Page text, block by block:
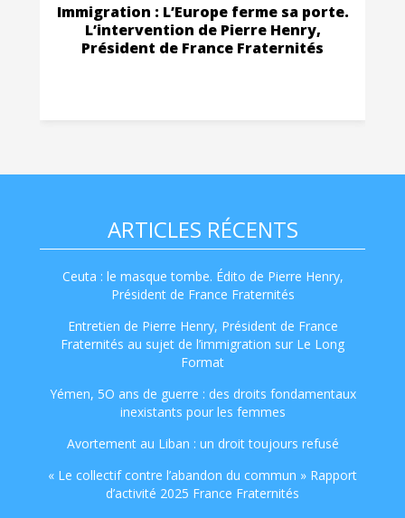
Immigration : L’Europe ferme sa porte.
L’intervention de Pierre Henry,
Président de France Fraternités
ARTICLES RÉCENTS
Ceuta : le masque tombe. Édito de Pierre Henry,
Président de France Fraternités
Entretien de Pierre Henry, Président de France
Fraternités au sujet de l’immigration sur Le Long
Format
Yémen, 5O ans de guerre : des droits fondamentaux
inexistants pour les femmes
Avortement au Liban : un droit toujours refusé
« Le collectif contre l’abandon du commun » Rapport
d’activité 2025 France Fraternités